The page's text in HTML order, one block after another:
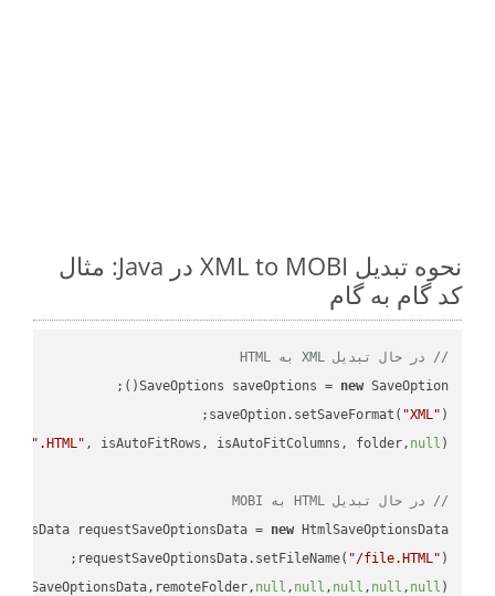
نحوه تبدیل XML to MOBI در Java: مثال
کد گام به گام
// در حال تبدیل XML به HTML
SaveOptions saveOptions = new
saveOption.setSaveFormat( "XML"
".HTML" , isAutoFitRows, isAutoFitColumns, folder, null
// در حال تبدیل HTML به MOBI
requestSaveOptionsData = new
requestSaveOptionsData.setFileName( "/file.HTML"
null , null , null , null , null